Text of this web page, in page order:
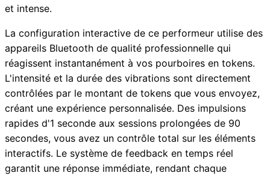
et intense.
La configuration interactive de ce performeur utilise des
appareils Bluetooth de qualité professionnelle qui
réagissent instantanément à vos pourboires en tokens.
L'intensité et la durée des vibrations sont directement
contrôlées par le montant de tokens que vous envoyez,
créant une expérience personnalisée. Des impulsions
rapides d'1 seconde aux sessions prolongées de 90
secondes, vous avez un contrôle total sur les éléments
interactifs. Le système de feedback en temps réel
garantit une réponse immédiate, rendant chaque